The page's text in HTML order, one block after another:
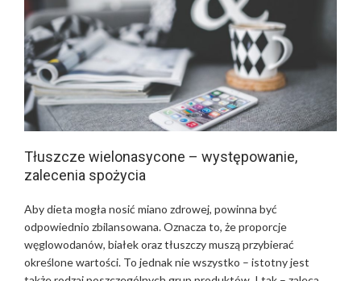
Tłuszcze wielonasycone – występowanie,
zalecenia spożycia
Aby dieta mogła nosić miano zdrowej, powinna być
odpowiednio zbilansowana. Oznacza to, że proporcje
węglowodanów, białek oraz tłuszczy muszą przybierać
określone wartości. To jednak nie wszystko – istotny jest